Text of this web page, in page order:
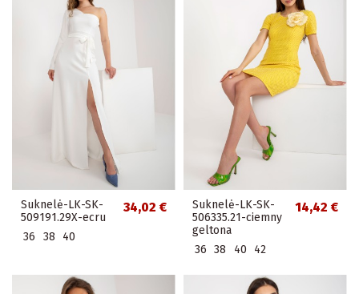
Suknelė-LK-SK-
509191.29X-ecru
34,02 €
36 38 40
Suknelė-LK-SK-
506335.21-ciemny
geltona
14,42 €
36 38 40 42